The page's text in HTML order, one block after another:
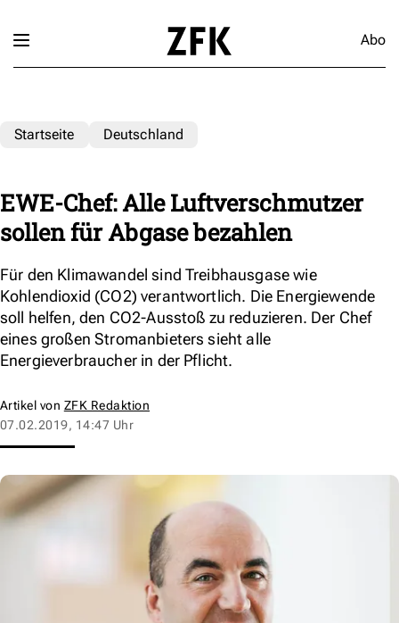
Abo
Startseite Deutschland
EWE-Chef: Alle Luftverschmutzer
sollen für Abgase bezahlen
Für den Klimawandel sind Treibhausgase wie
Kohlendioxid (CO2) verantwortlich. Die Energiewende
soll helfen, den CO2-Ausstoß zu reduzieren. Der Chef
eines großen Stromanbieters sieht alle
Energieverbraucher in der Pflicht.
Artikel von ZFK Redaktion
07.02.2019, 14:47 Uhr